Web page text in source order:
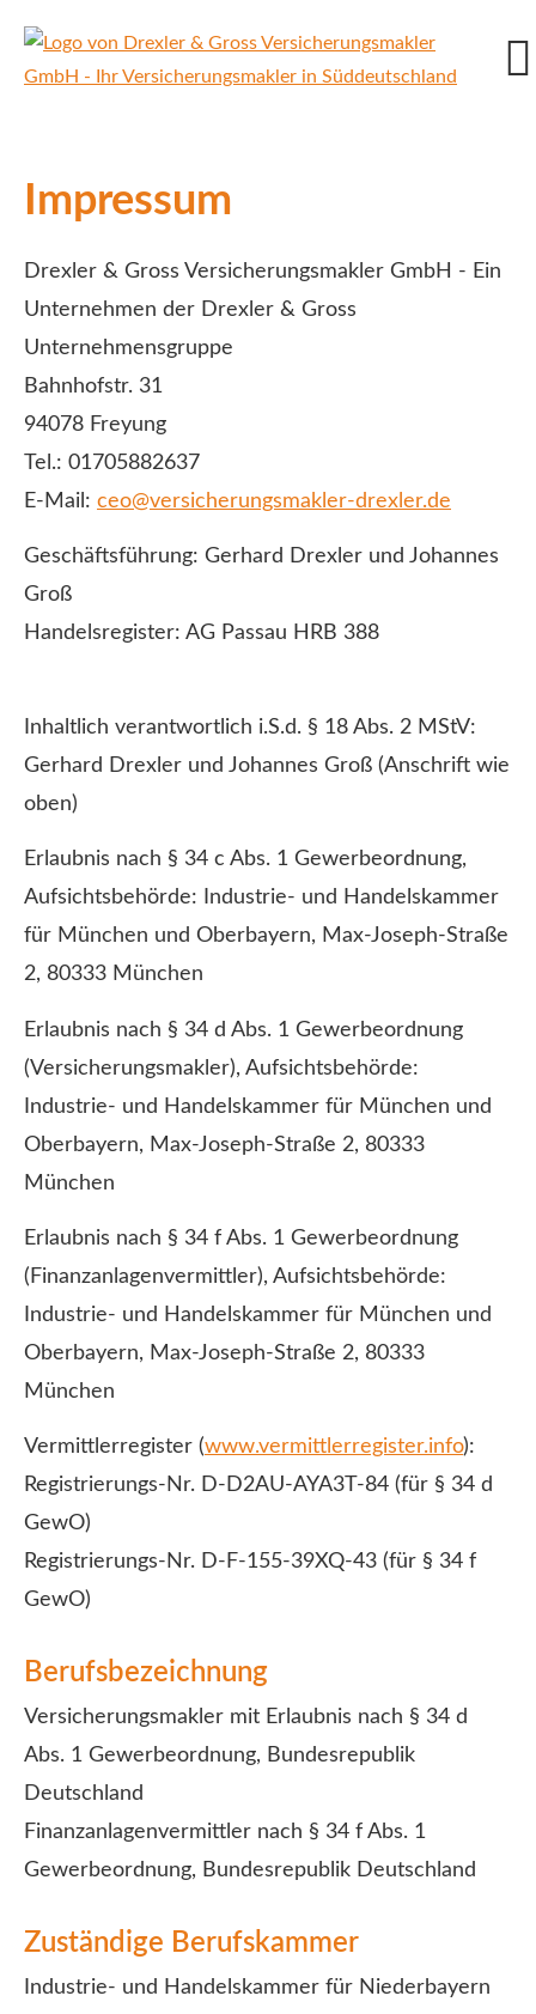
Impressum
Drexler & Gross Ver­sicherungs­makler GmbH - Ein
Unternehmen der Drexler & Gross
Unternehmensgruppe
Bahnhofstr. 31
94078 Freyung
Tel.: 01705882637
E-Mail: ceo@versicherungsmakler-drexler.de
Geschäftsführung: Gerhard Drexler und Johannes
Groß
Handelsregister: AG Passau HRB 388
Inhaltlich verantwortlich i.S.d. § 18 Abs. 2 MStV:
Gerhard Drexler und Johannes Groß (Anschrift wie
oben)
Erlaubnis nach § 34 c Abs. 1 Gewerbeordnung,
Aufsichtsbehörde: Industrie- und Handelskammer
für München und Oberbayern, Max-Joseph-Straße
2, 80333 München
Erlaubnis nach § 34 d Abs. 1 Gewerbeordnung
(Ver­sicherungs­makler), Aufsichtsbehörde:
Industrie- und Handelskammer für München und
Oberbayern, Max-Joseph-Straße 2, 80333
München
Erlaubnis nach § 34 f Abs. 1 Gewerbeordnung
(Finanzanlagenvermittler), Aufsichtsbehörde:
Industrie- und Handelskammer für München und
Oberbayern, Max-Joseph-Straße 2, 80333
München
Vermittlerregister (www.vermittlerregister.info):
Registrierungs-Nr. D-D2AU-AYA3T-84 (für § 34 d
GewO)
Registrierungs-Nr. D-F-155-39XQ-43 (für § 34 f
GewO)
Berufsbezeichnung
Ver­sicherungs­makler mit Erlaubnis nach § 34 d
Abs. 1 Gewerbeordnung, Bundesrepublik
Deutschland
Finanzanlagenvermittler nach § 34 f Abs. 1
Gewerbeordnung, Bundesrepublik Deutschland
Zuständige Berufskammer
Industrie- und Handelskammer für Niederbayern